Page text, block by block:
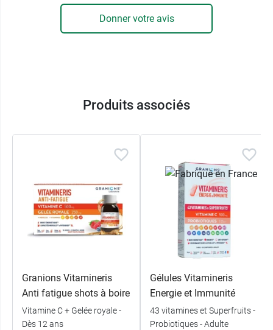
Donner votre avis
Produits associés
Granions Vitamineris
Anti fatigue shots à boire
Vitamine C + Gelée royale -
Dès 12 ans
Gélules Vitamineris
Energie et Immunité
43 vitamines et Superfruits -
Probiotiques - Adulte